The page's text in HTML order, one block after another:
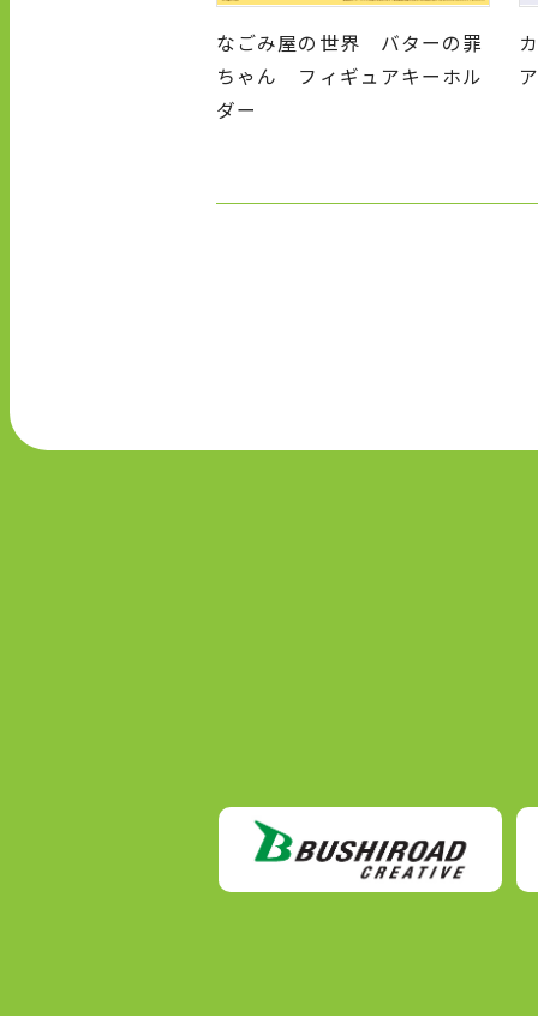
なごみ屋の世界 バターの罪
ちゃん フィギュアキーホル
ダー